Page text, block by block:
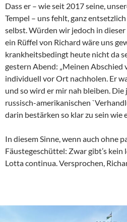
Dass er – wie seit 2017 seine,
Tempel – uns fehlt, ganz
selbst. Würden wir jedoch in
ein Rüffel von Richard wäre uns
krankheitsbedingt heute nicht da
gestern Abend: „Meinen Abschied
individuell vor Ort nachholen. Er
und so wird er mir nah bleiben.
russisch-amerikanischen
darin bestärken so klar zu sein wie
In diesem Sinne, wenn auch ohne
Fäustegeschüttel: Zwar gibt’s kein
Lotta continua. Versprochen,